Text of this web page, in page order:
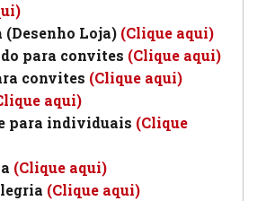
(Desenho Loja) (Clique aqui)
para convites (Clique aqui)
convites (Clique aqui)
aqui)
para individuais (Clique
(Clique aqui)
(Clique aqui)